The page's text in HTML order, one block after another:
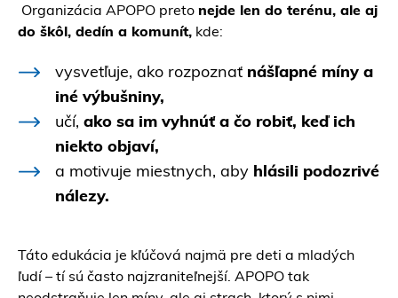
Organizácia APOPO preto nejde len do terénu, ale aj
do škôl, dedín a komunít, kde:
vysvetľuje, ako rozpoznať nášľapné míny a
iné výbušniny,
učí, ako sa im vyhnúť a čo robiť, keď ich
niekto objaví,
a motivuje miestnych, aby hlásili podozrivé
nálezy.
Táto edukácia je kľúčová najmä pre deti a mladých
ľudí – tí sú často najzraniteľnejší. APOPO tak